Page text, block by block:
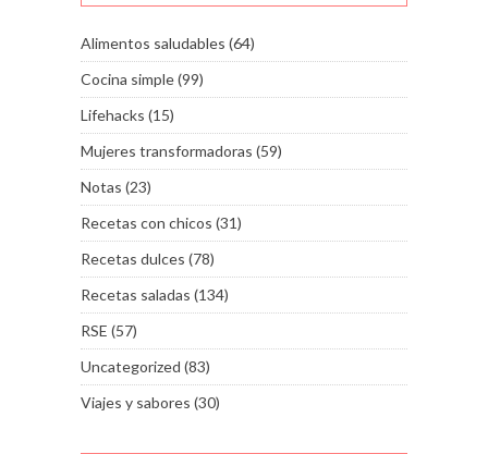
Alimentos saludables (64)
Cocina simple(99)
Lifehacks (15)
Mujeres transformadoras (59)
Notas (23)
Recetas con chicos (31)
Recetas dulces (78)
Recetas saladas (134)
RSE (57)
Uncategorized (83)
Viajes y sabores (30)